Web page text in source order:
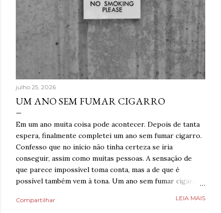
julho 25, 2026
UM ANO SEM FUMAR CIGARRO
Em um ano muita coisa pode acontecer. Depois de tanta
espera, finalmente completei um ano sem fumar cigarro.
Confesso que no início não tinha certeza se iria
conseguir, assim como muitas pessoas. A sensação de
que parece impossível toma conta, mas a de que é
possível também vem à tona. Um ano sem fumar cigarro.
estava mais interessado no quanto havia ganhado de
Compartilhar LEIA MAIS